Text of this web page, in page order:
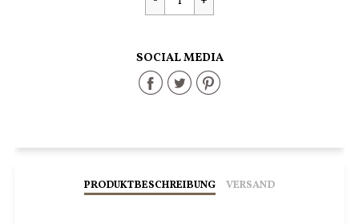
SOCIAL MEDIA
Share
Facebook
Share
Twitter
Share
Pinterest
PRODUKTBESCHREIBUNG VERSAND